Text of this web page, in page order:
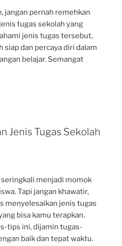
jangan pernah remehkan
tugas sekolah yang
jenis tugas tersebut,
siap dan percaya diri dalam
belajar. Semangat
Jenis Tugas Sekolah
menjadi momok
Tapi jangan khawatir,
menyelesaikan jenis tugas
bisa kamu terapkan.
tips ini, dijamin tugas-
baik dan tepat waktu.